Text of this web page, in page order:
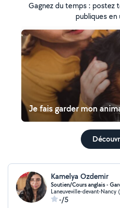
Gagnez du temps : postez
publiques en
Je fais garder mon
Kamelya Ozdemir
Soutien/Cours anglais -
Laneuveville-devant-Nancy
-/5